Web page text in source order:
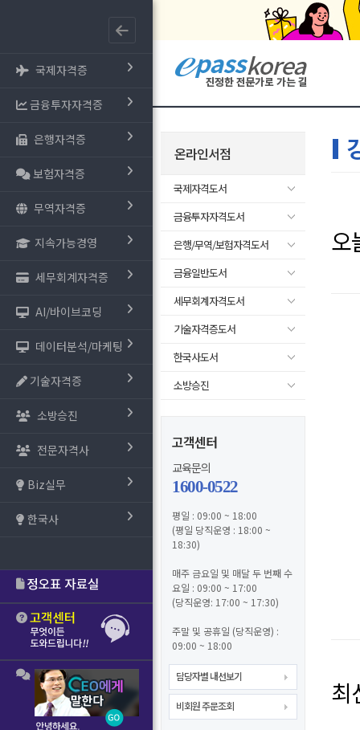
국제자격증
금융투자자격증
은행자격증
보험자격증
무역자격증
지속가능경영
세무회계자격증
AI/바이브코딩
데이터분석/마케팅
기술자격증
소방승진
전문자격사
Biz실무
한국사
온라인서점
국제자격도서
금융투자자격도서
은행/무역/보험자격도서
금융일반도서
세무회계자격도서
기술자격증도서
한국사도서
소방승진
고객센터
교육문의
1600-0522
평일 : 09:00 ~ 18:00
(평일 당직운영 : 18:00 ~
18:30)
매주 금요일 및 매달 두 번째 수
요일 : 09:00 ~ 17:00
(당직운영: 17:00 ~ 17:30)
주말 및 공휴일 (당직운영) :
09:00 ~ 18:00
담당자별 내선보기
비회원 주문조회
오
최